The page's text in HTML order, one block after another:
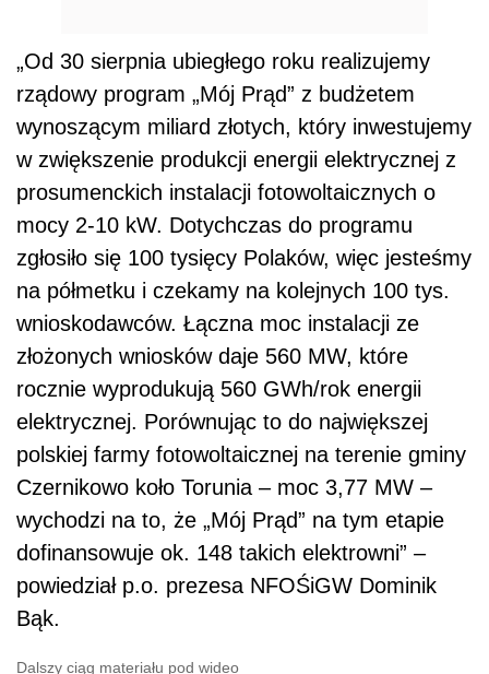
„Od 30 sierpnia ubiegłego roku realizujemy
rządowy program „Mój Prąd” z budżetem
wynoszącym miliard złotych, który inwestujemy
w zwiększenie produkcji energii elektrycznej z
prosumenckich instalacji fotowoltaicznych o
mocy 2-10 kW. Dotychczas do programu
zgłosiło się 100 tysięcy Polaków, więc jesteśmy
na półmetku i czekamy na kolejnych 100 tys.
wnioskodawców. Łączna moc instalacji ze
złożonych wniosków daje 560 MW, które
rocznie wyprodukują 560 GWh/rok energii
elektrycznej. Porównując to do największej
polskiej farmy fotowoltaicznej na terenie gminy
Czernikowo koło Torunia – moc 3,77 MW –
wychodzi na to, że „Mój Prąd” na tym etapie
dofinansowuje ok. 148 takich elektrowni” –
powiedział p.o. prezesa NFOŚiGW Dominik
Bąk.
Dalszy ciąg materiału pod wideo